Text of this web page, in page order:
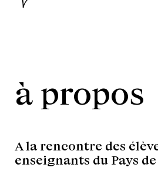
à propos
A la rencontre des
enseignants du Pays